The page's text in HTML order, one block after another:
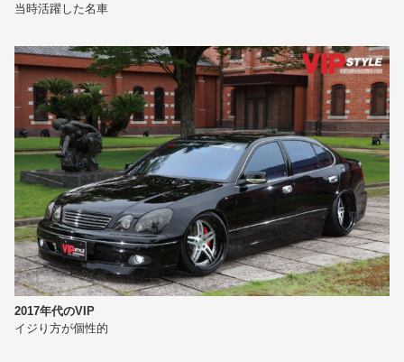
当時活躍した名車
2017年代のVIP
イジり方が個性的